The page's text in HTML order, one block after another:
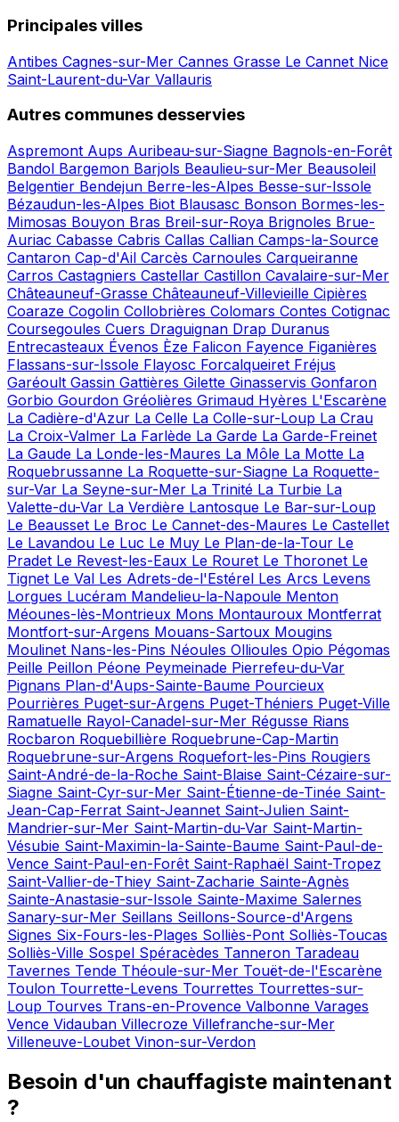
Principales villes
Antibes Cagnes-sur-Mer Cannes Grasse Le Cannet Nice
Saint-Laurent-du-Var Vallauris
Autres communes desservies
Aspremont Aups Auribeau-sur-Siagne Bagnols-en-Forêt
Bandol Bargemon Barjols Beaulieu-sur-Mer Beausoleil
Belgentier Bendejun Berre-les-Alpes Besse-sur-Issole
Bézaudun-les-Alpes Biot Blausasc Bonson Bormes-les-
Mimosas Bouyon Bras Breil-sur-Roya Brignoles Brue-
Auriac Cabasse Cabris Callas Callian Camps-la-Source
Cantaron Cap-d'Ail Carcès Carnoules Carqueiranne
Carros Castagniers Castellar Castillon Cavalaire-sur-Mer
Châteauneuf-Grasse Châteauneuf-Villevieille Cipières
Coaraze Cogolin Collobrières Colomars Contes Cotignac
Coursegoules Cuers Draguignan Drap Duranus
Entrecasteaux Évenos Èze Falicon Fayence Figanières
Flassans-sur-Issole Flayosc Forcalqueiret Fréjus
Garéoult Gassin Gattières Gilette Ginasservis Gonfaron
Gorbio Gourdon Gréolières Grimaud Hyères L'Escarène
La Cadière-d'Azur La Celle La Colle-sur-Loup La Crau
La Croix-Valmer La Farlède La Garde La Garde-Freinet
La Gaude La Londe-les-Maures La Môle La Motte La
Roquebrussanne La Roquette-sur-Siagne La Roquette-
sur-Var La Seyne-sur-Mer La Trinité La Turbie La
Valette-du-Var La Verdière Lantosque Le Bar-sur-Loup
Le Beausset Le Broc Le Cannet-des-Maures Le Castellet
Le Lavandou Le Luc Le Muy Le Plan-de-la-Tour Le
Pradet Le Revest-les-Eaux Le Rouret Le Thoronet Le
Tignet Le Val Les Adrets-de-l'Estérel Les Arcs Levens
Lorgues Lucéram Mandelieu-la-Napoule Menton
Méounes-lès-Montrieux Mons Montauroux Montferrat
Montfort-sur-Argens Mouans-Sartoux Mougins
Moulinet Nans-les-Pins Néoules Ollioules Opio Pégomas
Peille Peillon Péone Peymeinade Pierrefeu-du-Var
Pignans Plan-d'Aups-Sainte-Baume Pourcieux
Pourrières Puget-sur-Argens Puget-Théniers Puget-Ville
Ramatuelle Rayol-Canadel-sur-Mer Régusse Rians
Rocbaron Roquebillière Roquebrune-Cap-Martin
Roquebrune-sur-Argens Roquefort-les-Pins Rougiers
Saint-André-de-la-Roche Saint-Blaise Saint-Cézaire-sur-
Siagne Saint-Cyr-sur-Mer Saint-Étienne-de-Tinée Saint-
Jean-Cap-Ferrat Saint-Jeannet Saint-Julien Saint-
Mandrier-sur-Mer Saint-Martin-du-Var Saint-Martin-
Vésubie Saint-Maximin-la-Sainte-Baume Saint-Paul-de-
Vence Saint-Paul-en-Forêt Saint-Raphaël Saint-Tropez
Saint-Vallier-de-Thiey Saint-Zacharie Sainte-Agnès
Sainte-Anastasie-sur-Issole Sainte-Maxime Salernes
Sanary-sur-Mer Seillans Seillons-Source-d'Argens
Signes Six-Fours-les-Plages Solliès-Pont Solliès-Toucas
Solliès-Ville Sospel Spéracèdes Tanneron Taradeau
Tavernes Tende Théoule-sur-Mer Touët-de-l'Escarène
Toulon Tourrette-Levens Tourrettes Tourrettes-sur-
Loup Tourves Trans-en-Provence Valbonne Varages
Vence Vidauban Villecroze Villefranche-sur-Mer
Villeneuve-Loubet Vinon-sur-Verdon
Besoin d'un chauffagiste maintenant
?